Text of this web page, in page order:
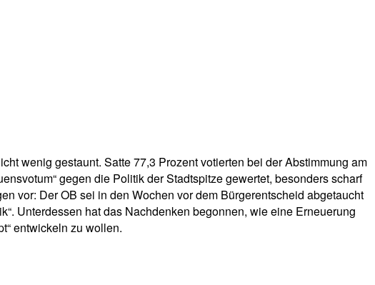
wenig gestaunt. Satte 77,3 Prozent votierten bei der Abstimmung am
gegen die Politik der Stadtspitze gewertet, besonders scharf
vor: Der OB sei in den Wochen vor dem Bürgerentscheid abgetaucht
Unterdessen hat das Nachdenken begonnen, wie eine Erneuerung
entwickeln zu wollen.